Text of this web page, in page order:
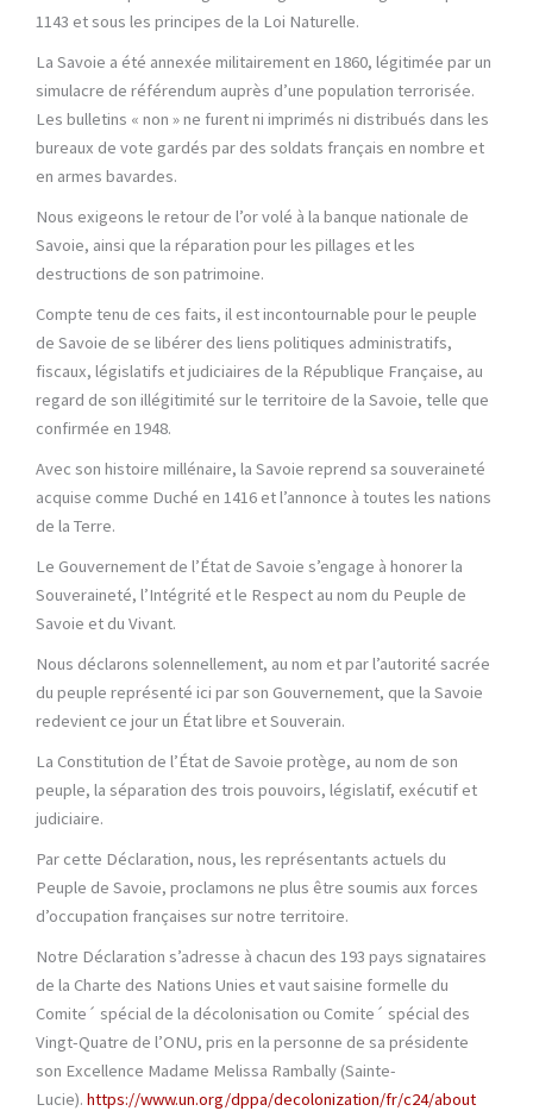
1143 et sous les principes de la Loi Naturelle.
La Savoie a été annexée militairement en 1860, légitimée par un
simulacre de référendum auprès d’une population terrorisée.
Les bulletins « non » ne furent ni imprimés ni distribués dans les
bureaux de vote gardés par des soldats français en nombre et
en armes bavardes.
Nous exigeons le retour de l’or volé à la banque nationale de
Savoie, ainsi que la réparation pour les pillages et les
destructions de son patrimoine.
Compte tenu de ces faits, il est incontournable pour le peuple
de Savoie de se libérer des liens politiques administratifs,
fiscaux, législatifs et judiciaires de la République Française, au
regard de son illégitimité sur le territoire de la Savoie, telle que
confirmée en 1948.
Avec son histoire millénaire, la Savoie reprend sa souveraineté
acquise comme Duché en 1416 et l’annonce à toutes les nations
de la Terre.
Le Gouvernement de l’État de Savoie s’engage à honorer la
Souveraineté, l’Intégrité et le Respect au nom du Peuple de
Savoie et du Vivant.
Nous déclarons solennellement, au nom et par l’autorité sacrée
du peuple représenté ici par son Gouvernement, que la Savoie
redevient ce jour un État libre et Souverain.
La Constitution de l’État de Savoie protège, au nom de son
peuple, la séparation des trois pouvoirs, législatif, exécutif et
judiciaire.
Par cette Déclaration, nous, les représentants actuels du
Peuple de Savoie, proclamons ne plus être soumis aux forces
d’occupation françaises sur notre territoire.
Notre Déclaration s’adresse à chacun des 193 pays signataires
de la Charte des Nations Unies et vaut saisine formelle du
Comite´ spécial de la décolonisation ou Comite´ spécial des
Vingt-Quatre de l’ONU, pris en la personne de sa présidente
son Excellence Madame Melissa Rambally (Sainte-
Lucie). https://www.un.org/dppa/decolonization/fr/c24/about